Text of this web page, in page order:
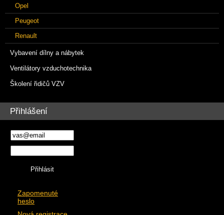
Opel
Peugeot
Renault
Vybavení dílny a nábytek
Ventilátory vzduchotechnika
Školení řidičů VZV
Přihlášení
Zapomenuté
heslo